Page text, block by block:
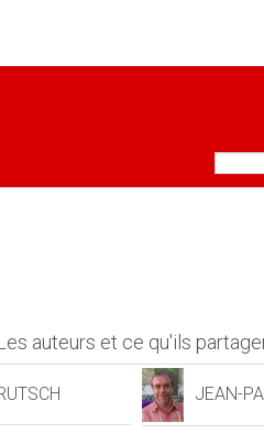
auteurs et ce qu'ils
JEAN-